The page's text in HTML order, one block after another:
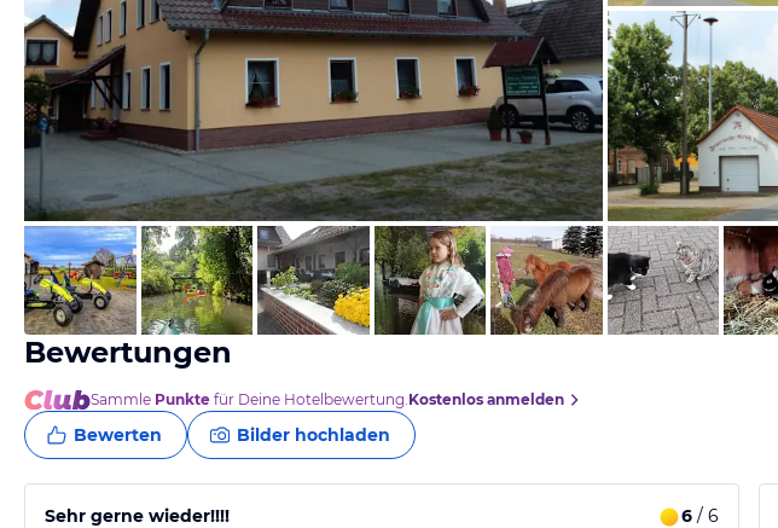
von Booking.com
von Booking.com
von Booking.com
Bewertungen
Sammle Punkte für Deine Hotelbewertung.Kostenlos anmelden
Bewerten Bilder hochladen
Sehr gerne wieder!!!! 6 / 6